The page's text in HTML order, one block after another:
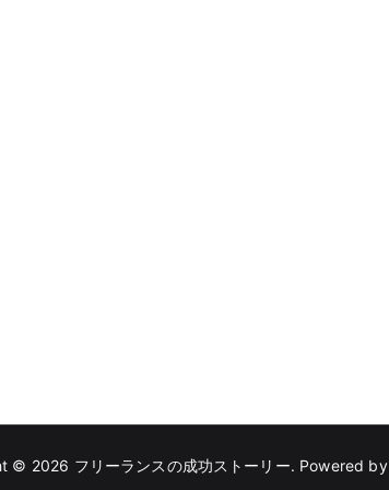
© 2026 フリーランスの成功ストーリー. Powered by